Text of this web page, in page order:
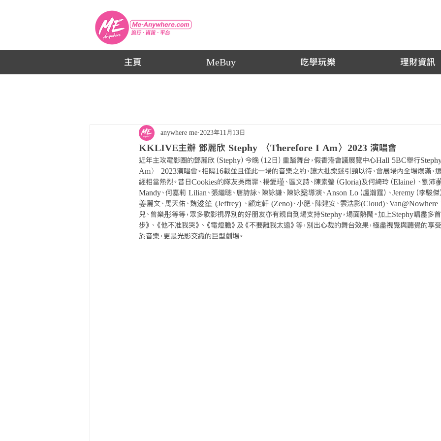
主頁 MeBuy 吃學玩樂 理財資訊
KKLIVE主辦 鄧麗欣 Stephy 〈Therefore I Am〉2023 演唱會
anywhere me 2023年11月13日
近年主攻電影圈的鄧麗欣（Stephy）今晚（12日）重踏舞台，假香港會議展覽中心Hall 5BC舉行
Am〉 2023演唱會。相隔16載並且僅此一場的音樂之約，讓大批樂迷引頸以待，會展場內全場爆滿，
經相當熱烈。昔日Cookies的隊友吳雨霏、楊愛瑾、區文詩、陳素瑩（Gloria)及何綺玲（Elaine）、劉
Mandy、何嘉莉 Lilian、張繼聰、唐詩詠、陳詠謙、陳詠燊導演、Anson Lo（盧瀚霆）、Jeremy（李駿傑
姜麗文、馬天佑、魏浚笙 (Jeffrey) 、顧定軒 (Zeno)、小肥、陳建安、雲浩影(Cloud)、Van@Nowhere
兒、曾樂彤等等，眾多歌影視界別的好朋友亦有親自到場支持Stephy，場面熱鬧。加上Stephy唱盡多
步》、《他不准我哭》、《電燈膽》及《不要離我太遠》等，別出心裁的舞台效果，極盡視覺與聽覺的享
於音樂，更是光影交織的巨型劇場。